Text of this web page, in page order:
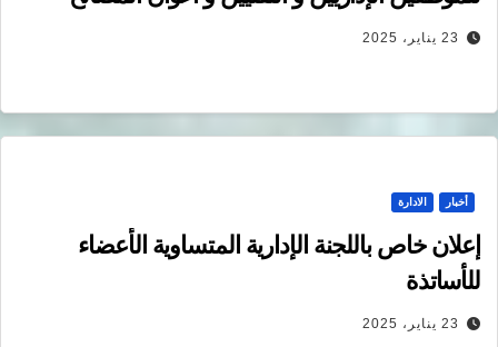
23 يناير، 2025
أخبار الادارة
إعلان خاص باللجنة الإدارية المتساوية الأعضاء
للأساتذة
23 يناير، 2025